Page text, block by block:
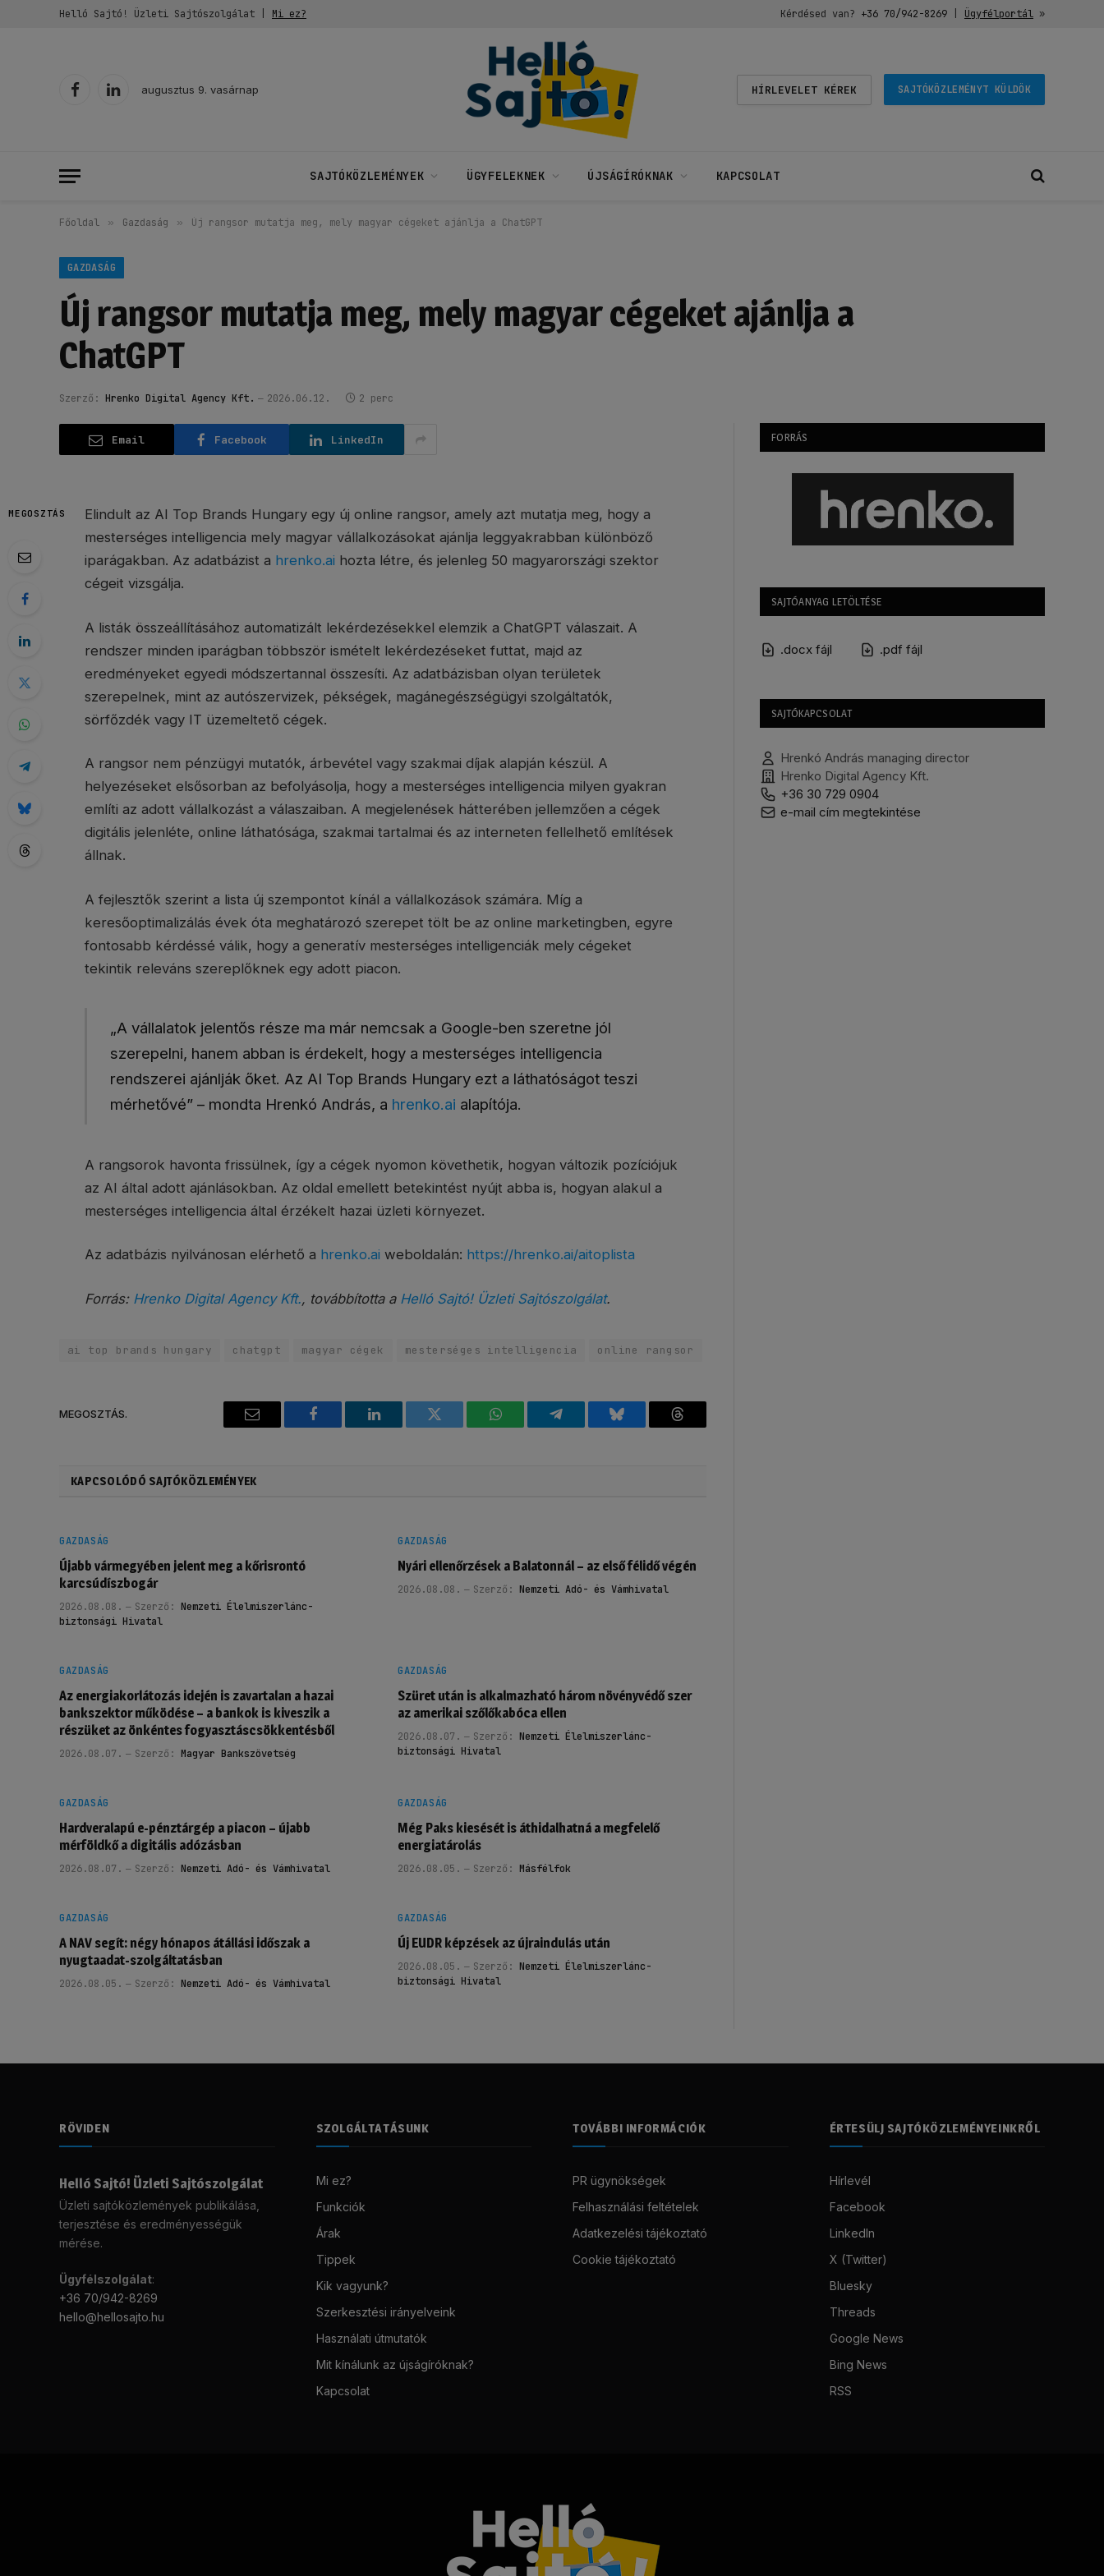
Helló Sajtó! Üzleti Sajtószolgálat | Mi ez? Kérdésed van? +36 70/942-8269| Ügyfélportál»
FacebookLinkedIn
augusztus 9. vasárnap HÍRLEVELET KÉREK SAJTÓKÖZLEMÉNYT KÜLDÖK
SAJTÓKÖZLEMÉNYEK ÜGYFELEKNEK ÚJSÁGÍRÓKNAK KAPCSOLAT
Főoldal » Gazdaság » Új rangsor mutatja meg, mely magyar cégeket ajánlja a ChatGPT
GAZDASÁG
Új rangsor mutatja meg, mely magyar cégeket ajánlja a
ChatGPT
Szerző: Hrenko Digital Agency Kft. 2026.06.12. 2 perc
Email Facebook LinkedIn
MEGOSZTÁS
Elindult az AI Top Brands Hungary egy új online rangsor, amely azt mutatja meg, hogy a
mesterséges intelligencia mely magyar vállalkozásokat ajánlja leggyakrabban különböző
iparágakban. Az adatbázist a hrenko.ai hozta létre, és jelenleg 50 magyarországi szektor
cégeit vizsgálja.
A listák összeállításához automatizált lekérdezésekkel elemzik a ChatGPT válaszait. A
rendszer minden iparágban többször ismételt lekérdezéseket futtat, majd az
eredményeket egyedi módszertannal összesíti. Az adatbázisban olyan területek
szerepelnek, mint az autószervizek, pékségek, magánegészségügyi szolgáltatók,
sörfőzdék vagy IT üzemeltető cégek.
A rangsor nem pénzügyi mutatók, árbevétel vagy szakmai díjak alapján készül. A
helyezéseket elsősorban az befolyásolja, hogy a mesterséges intelligencia milyen gyakran
említi az adott vállalkozást a válaszaiban. A megjelenések hátterében jellemzően a cégek
digitális jelenléte, online láthatósága, szakmai tartalmai és az interneten fellelhető említések
állnak.
A fejlesztők szerint a lista új szempontot kínál a vállalkozások számára. Míg a
keresőoptimalizálás évek óta meghatározó szerepet tölt be az online marketingben, egyre
fontosabb kérdéssé válik, hogy a generatív mesterséges intelligenciák mely cégeket
tekintik releváns szereplőknek egy adott piacon.
„A vállalatok jelentős része ma már nemcsak a Google-ben szeretne jól
szerepelni, hanem abban is érdekelt, hogy a mesterséges intelligencia
rendszerei ajánlják őket. Az AI Top Brands Hungary ezt a láthatóságot teszi
mérhetővé” – mondta Hrenkó András, a hrenko.ai alapítója.
A rangsorok havonta frissülnek, így a cégek nyomon követhetik, hogyan változik pozíciójuk
az AI által adott ajánlásokban. Az oldal emellett betekintést nyújt abba is, hogyan alakul a
mesterséges intelligencia által érzékelt hazai üzleti környezet.
Az adatbázis nyilvánosan elérhető a hrenko.ai weboldalán: https://hrenko.ai/aitoplista
Forrás: Hrenko Digital Agency Kft., továbbította a Helló Sajtó! Üzleti Sajtószolgálat.
ai top brands hungary chatgpt magyar cégek mesterséges intelligencia online rangsor
MEGOSZTÁS.
Email Facebook LinkedIn Twitter WhatsAppTelegram Bluesky Threads
KAPCSOLÓDÓ SAJTÓKÖZLEMÉNYEK
GAZDASÁG
Újabb vármegyében jelent meg a kőrisrontó
karcsúdíszbogár
2026.08.08. Szerző: Nemzeti Élelmiszerlánc-
biztonsági Hivatal
GAZDASÁG
Nyári ellenőrzések a Balatonnál – az első félidő végén
2026.08.08. Szerző: Nemzeti Adó- és Vámhivatal
GAZDASÁG
Az energiakorlátozás idején is zavartalan a hazai
bankszektor működése – a bankok is kiveszik a
részüket az önkéntes fogyasztáscsökkentésből
2026.08.07. Szerző: Magyar Bankszövetség
GAZDASÁG
Szüret után is alkalmazható három növényvédő szer
az amerikai szőlőkabóca ellen
2026.08.07. Szerző: Nemzeti Élelmiszerlánc-
biztonsági Hivatal
GAZDASÁG
Hardveralapú e-pénztárgép a piacon – újabb
mérföldkő a digitális adózásban
2026.08.07. Szerző: Nemzeti Adó- és Vámhivatal
GAZDASÁG
Még Paks kiesését is áthidalhatná a megfelelő
energiatárolás
2026.08.05. Szerző: Másfélfok
GAZDASÁG
A NAV segít: négy hónapos átállási időszak a
nyugtaadat-szolgáltatásban
2026.08.05. Szerző: Nemzeti Adó- és Vámhivatal
GAZDASÁG
Új EUDR képzések az újraindulás után
2026.08.05. Szerző: Nemzeti Élelmiszerlánc-
biztonsági Hivatal
FORRÁS
SAJTÓANYAG LETÖLTÉSE
.docx fájl .pdf fájl
SAJTÓKAPCSOLAT
Hrenkó András managing director
Hrenko Digital Agency Kft.
+36 30 729 0904
e-mail cím megtekintése
RÖVIDEN
Helló Sajtó! Üzleti Sajtószolgálat
Üzleti sajtóközlemények publikálása,
terjesztése és eredményességük
mérése.
Ügyfélszolgálat:
+36 70/942-8269
hello@hellosajto.hu
SZOLGÁLTATÁSUNK
Mi ez?
Funkciók
Árak
Tippek
Kik vagyunk?
Szerkesztési irányelveink
Használati útmutatók
Mit kínálunk az újságíróknak?
Kapcsolat
TOVÁBBI INFORMÁCIÓK
PR ügynökségek
Felhasználási feltételek
Adatkezelési tájékoztató
Cookie tájékoztató
ÉRTESÜLJ SAJTÓKÖZLEMÉNYEINKRŐL
Hírlevél
Facebook
LinkedIn
X (Twitter)
Bluesky
Threads
Google News
Bing News
RSS